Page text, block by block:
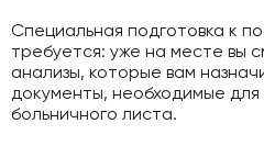
Специальная подготовка к
требуется: уже на месте вы
анализы, которые вам
документы, необходимые
больничного листа.